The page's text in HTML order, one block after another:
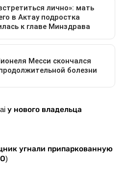
у нового владельца
угнали припаркованную